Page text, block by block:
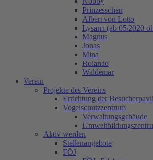
Prinzesschen
Albert von Lotto
Lysann (ab 05/2020
Magnus
Jonas
Mina
Rolando
Waldemar
Verein
Projekte des Vereins
Errichtung der
Vogelschutzzentrum
Verwaltungsgebäude
Aktiv werden
Stellenangebote
FÖJ